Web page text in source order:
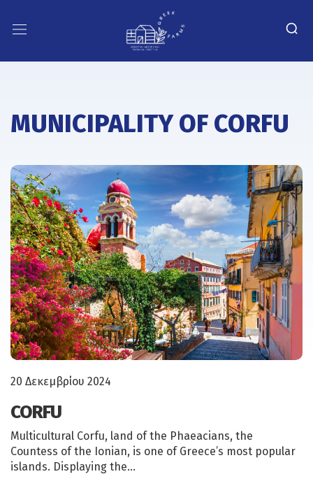
MUNICIPALITY OF CORFU
20 Δεκεμβρίου 2024
CORFU
Multicultural Corfu, land of the Phaeacians, the
Countess of the Ionian, is one of Greece’s most popular
islands. Displaying the…